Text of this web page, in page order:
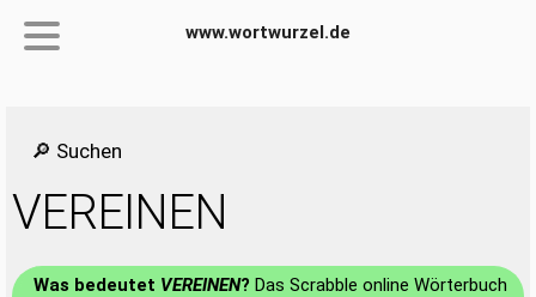
www.wortwurzel.de
🔎 Suchen
VEREINEN
Was bedeutet VEREINEN? Das Scrabble online Wörterbuch